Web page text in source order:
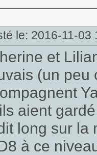
le: 2016-11-03
et
(un peu
aient
long sur la
à ce